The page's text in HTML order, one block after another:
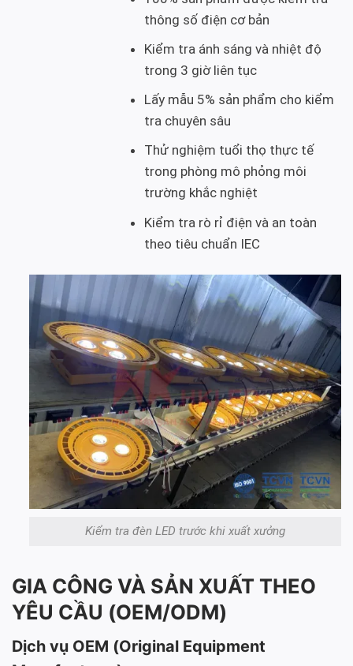
thông số điện cơ bản
Kiểm tra ánh sáng và nhiệt độ
trong 3 giờ liên tục
Lấy mẫu 5% sản phẩm cho kiểm
tra chuyên sâu
Thử nghiệm tuổi thọ thực tế
trong phòng mô phỏng môi
trường khắc nghiệt
Kiểm tra rò rỉ điện và an toàn
theo tiêu chuẩn IEC
Kiểm tra đèn LED trước khi xuất xưởng
GIA CÔNG VÀ SẢN XUẤT THEO
YÊU CẦU (OEM/ODM)
Dịch vụ OEM (Original Equipment